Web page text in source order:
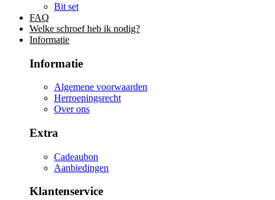
Bit set
FAQ
Welke schroef heb ik nodig?
Informatie
Informatie
Algemene voorwaarden
Herroepingsrecht
Over ons
Extra
Cadeaubon
Aanbiedingen
Klantenservice